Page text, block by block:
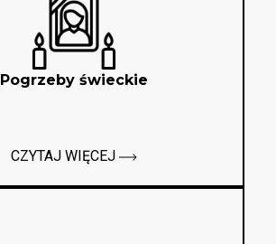
Pogrzeby świeckie
CZYTAJ WIĘCEJ